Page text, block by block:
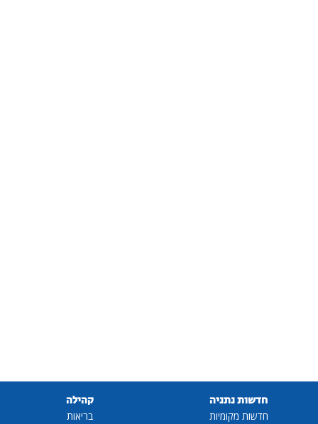
חדשות נתניה
חדשות מקומיות
קהילה
בריאות